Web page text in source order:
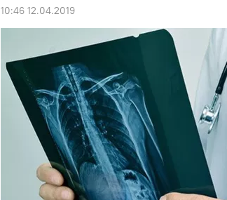
10:46 12.04.2019